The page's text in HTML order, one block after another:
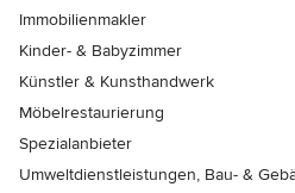
Immobilienmakler
Kinder- & Babyzimmer
Künstler & Kunsthandwerk
Möbelrestaurierung
Spezialanbieter
Umweltdienstleistungen, Bau- &